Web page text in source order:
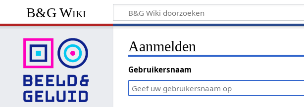
B&G Wiki
Aanmelden
Gebruikersnaam